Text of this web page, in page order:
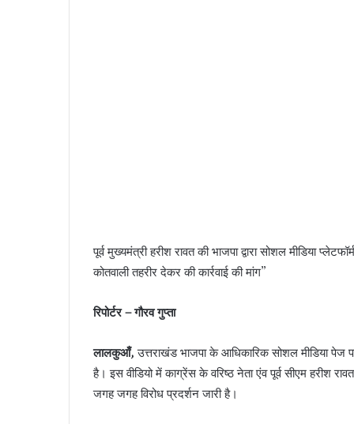
पूर्व मुख्यमंत्री हरीश रावत की भाजपा द्वारा सोशल मीडिया
कोतवाली तहरीर देकर की कार्रवाई की मांग”
रिपोर्टर – गौरव गुप्ता
लालकुआँ,उत्तराखंड भाजपा के आधिकारिक सोशल मीडिया पेज
है। इस वीडियो में काग्रेंस के वरिष्ठ नेता एंव पूर्व सीएम हरीश
जगह जगह विरोध प्रदर्शन जारी है।